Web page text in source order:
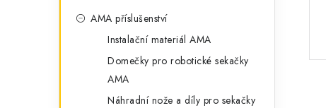
AMA příslušenství
Instalační materiál AMA
Domečky pro robotické sekačky
AMA
Náhradní nože a díly pro sekačky